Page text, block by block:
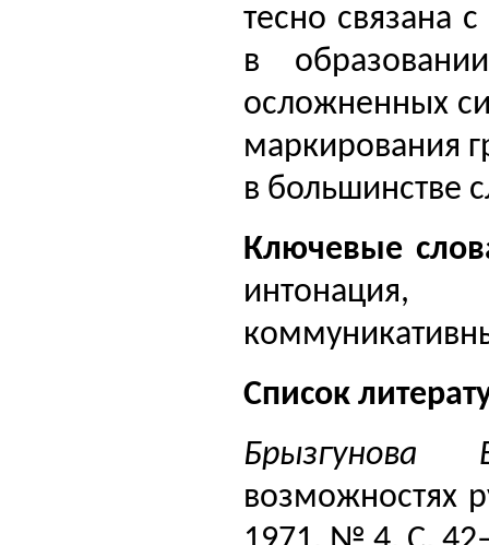
тесно связана с
в
осложненных
маркирования
в большинстве
Ключевые
Список
возможностях